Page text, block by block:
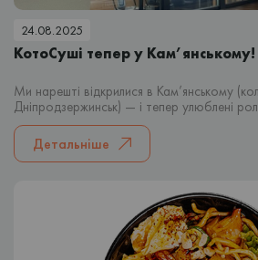
24.08.2025
КотоСуші тепер у Кам’янському!
Ми нарешті відкрилися в Кам’янському
Дніпродзержинськ) — і тепер улюблені
замовити і тут! Що ми пропонуємо?
Детальніше